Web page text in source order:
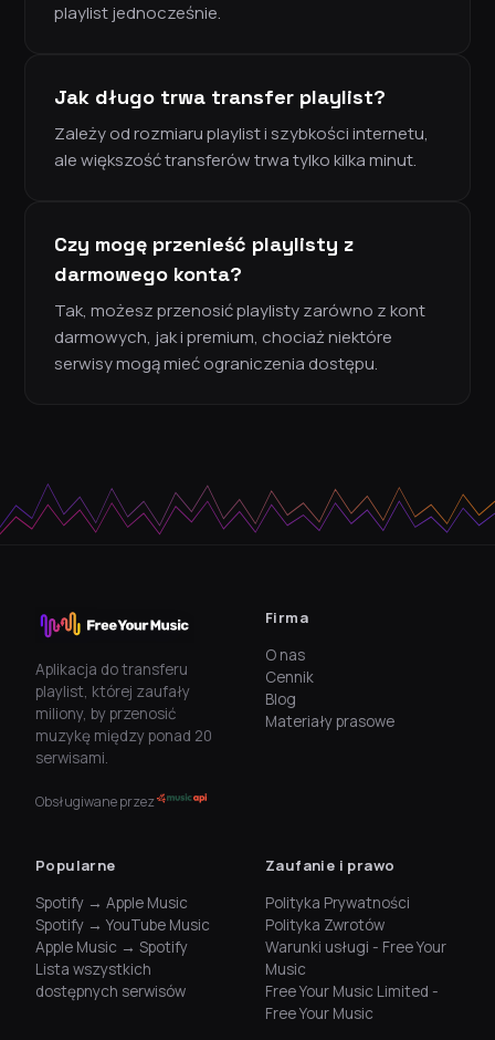
playlist jednocześnie.
Jak długo trwa transfer playlist?
Zależy od rozmiaru playlist i szybkości internetu,
ale większość transferów trwa tylko kilka minut.
Czy mogę przenieść playlisty z
darmowego konta?
Tak, możesz przenosić playlisty zarówno z kont
darmowych, jak i premium, chociaż niektóre
serwisy mogą mieć ograniczenia dostępu.
Aplikacja do transferu
playlist, której zaufały
miliony, by przenosić
muzykę między ponad 20
serwisami.
Obsługiwane przez
Firma
O nas
Cennik
Blog
Materiały prasowe
Popularne
Spotify → Apple Music
Spotify → YouTube Music
Apple Music → Spotify
Lista wszystkich
dostępnych serwisów
Zaufanie i prawo
Polityka Prywatności
Polityka Zwrotów
Warunki usługi - Free Your
Music
Free Your Music Limited -
Free Your Music